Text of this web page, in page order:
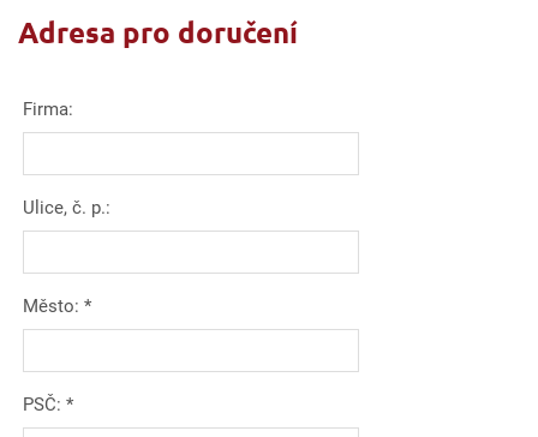
Adresa pro doručení
Firma:
Ulice, č. p.:
Město: *
PSČ: *